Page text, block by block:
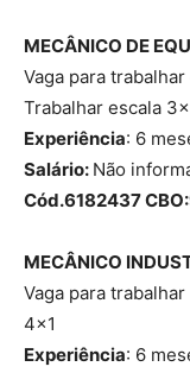
MECÂNICO DE
Vaga para trabalhar
Trabalhar escala
Experiência: 6
Salário: Não
Cód.6182437
MECÂNICO
Vaga para
4×1
Experiência: 6